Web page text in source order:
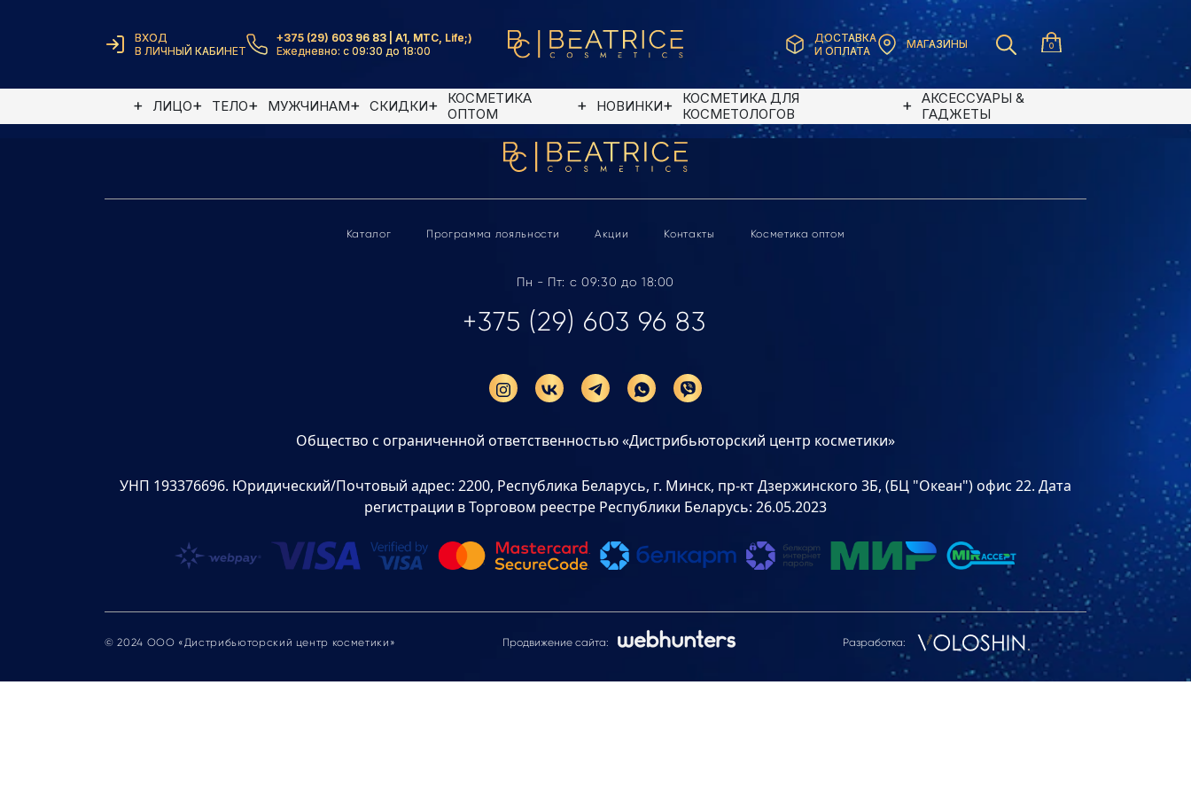
ВХОД
В ЛИЧНЫЙ КАБИНЕТ
+375 (29) 603 96 83 | A1, MTC, Life;)
Ежедневно: с 09:30 до 18:00
ДОСТАВКА
И ОПЛАТА
МАГАЗИНЫ 0
ЛИЦО ТЕЛО МУЖЧИНАМ СКИДКИ
КОСМЕТИКА
ОПТОМ
НОВИНКИ
КОСМЕТИКА ДЛЯ
КОСМЕТОЛОГОВ
АКСЕССУАРЫ &
ГАДЖЕТЫ
Элемент не найден
Каталог Программа лояльности Акции Контакты Косметика оптом
Пн - Пт: с 09:30 до 18:00
+375 (29) 603 96 83
Общество с ограниченной ответственностью «Дистрибьюторский центр косметики»
УНП 193376696. Юридический/Почтовый адрес: 2200, Республика Беларусь, г. Минск, пр-кт Дзержинского 3Б, (БЦ "Океан") офис 22. Дата
регистрации в Торговом реестре Республики Беларусь: 26.05.2023
© 2024 ООО «Дистрибьюторский центр косметики» Продвижение сайта: Разработка: